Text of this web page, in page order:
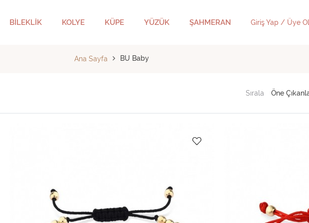
BİLEKLİK KOLYE KÜPE YÜZÜK ŞAHMERAN Giriş Yap / Üye Ol
Ana Sayfa BU Baby
Sırala